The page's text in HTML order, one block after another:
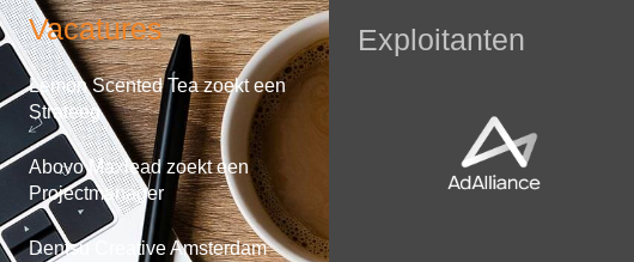
Vacatures
Lemon Scented Tea zoekt een
Strateeg
Abovo Maxlead zoekt een
Projectmanager
Dentsu Creative Amsterdam
Exploitanten